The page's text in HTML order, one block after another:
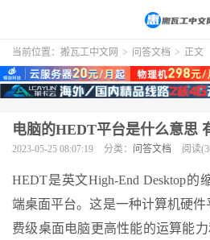
当前位置： 搬瓦工中文网 > 问答文档 > 正文
电脑的HEDT平台是什么意思
2023-05-25 08:07:19 分类： 问答文档 阅读
HEDT是英文High-End Desktop
端桌面平台。这是一种计算机硬
费级桌面电脑更高性能的运算能